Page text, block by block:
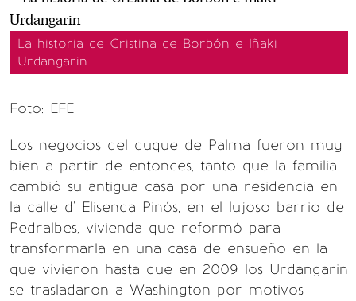
La historia de Cristina de Borbón e Iñaki
Urdangarin
Foto: EFE
Los negocios del duque de Palma fueron muy
bien a partir de entonces, tanto que la familia
cambió su antigua casa por una residencia en
la calle d' Elisenda Pinós, en el lujoso barrio de
Pedralbes, vivienda que reformó para
transformarla en una casa de ensueño en la
que vivieron hasta que en 2009 los Urdangarin
se trasladaron a Washington por motivos